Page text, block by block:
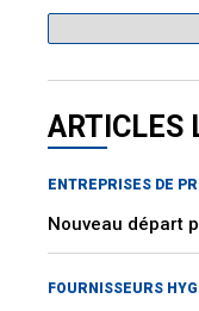
ARTICLES
ENTREPRISES DE
Nouveau départ
FOURNISSEURS